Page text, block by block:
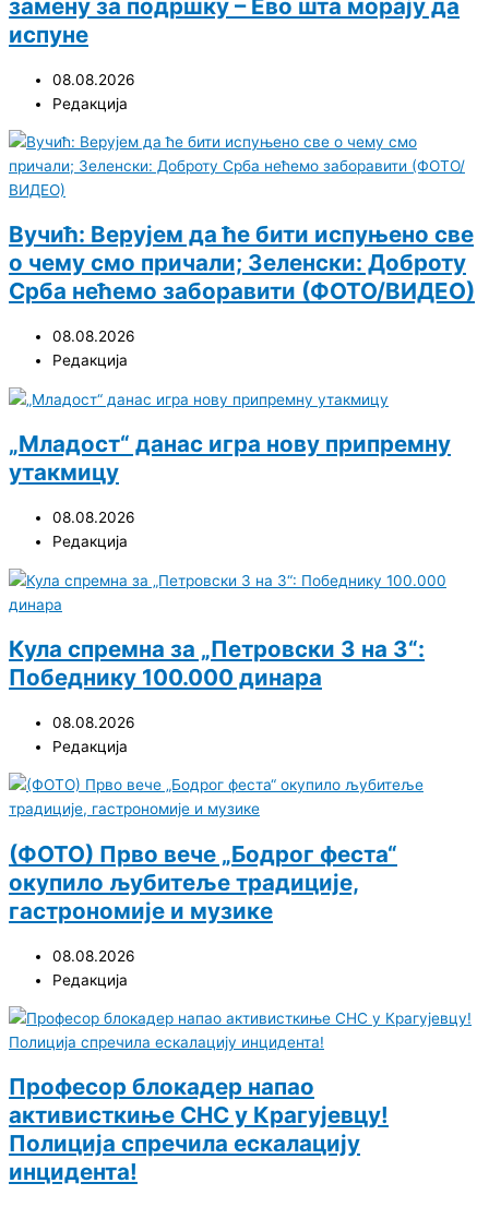
замену за подршку – Ево шта морају да
испуне
08.08.2026
Редакција
Вучић: Верујем да ће бити испуњено све
о чему смо причали; Зеленски: Доброту
Срба нећемо заборавити (ФОТО/ВИДЕО)
08.08.2026
Редакција
„Младост“ данас игра нову припремну
утакмицу
08.08.2026
Редакција
Кула спремна за „Петровски 3 на 3“:
Победнику 100.000 динара
08.08.2026
Редакција
(ФОТО) Прво вече „Бодрог феста“
окупило љубитеље традиције,
гастрономије и музике
08.08.2026
Редакција
Професор блокадер напао
активисткиње СНС у Крагујевцу!
Полиција спречила ескалацију
инцидента!